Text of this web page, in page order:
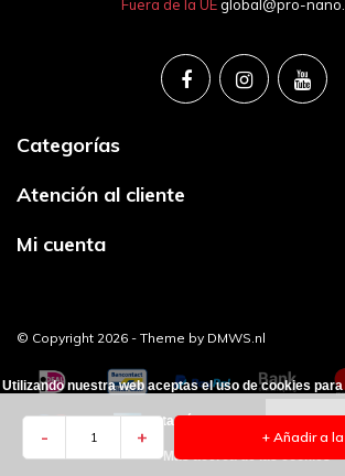
- + + Añadir a
Fuera de la UE global@pro-
Categorías
Atención al cliente
Mi cuenta
© Copyright 2026 - Theme by DMWS.nl
Utilizando nuestra web aceptas el uso de cookies
funcionamiento de esta página web.
Más acerca de las cookies »